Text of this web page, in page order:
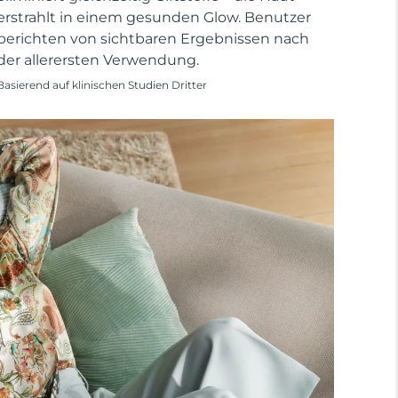
in einem gesunden Glow. Benutzer
von sichtbaren Ergebnissen nach
allerersten Verwendung.
auf klinischen Studien Dritter